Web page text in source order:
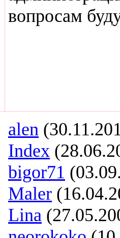
вопросам
alen
Index
bigor71
Maler
Lina